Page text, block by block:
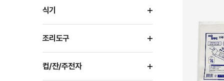
식기
조리도구
컵/잔/주전자